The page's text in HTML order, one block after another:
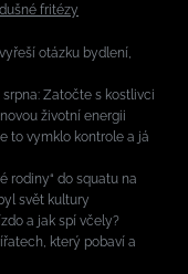
fritézy
otázku bydlení,
Zatočte s kostlivci
životní energii
to vymklo kontrole a já
rodiny“ do squatu na
svět kultury
a jak spí včely?
který pobaví a